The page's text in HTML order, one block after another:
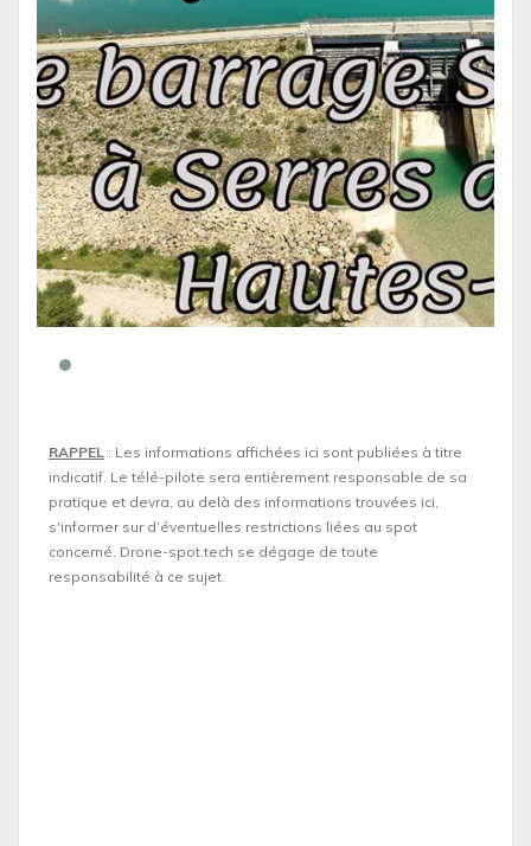
RAPPEL : Les informations affichées ici sont publiées à titre
indicatif. Le télé-pilote sera entièrement responsable de sa
pratique et devra, au delà des informations trouvées ici,
s'informer sur d’éventuelles restrictions liées au spot
concerné. Drone-spot.tech se dégage de toute
responsabilité à ce sujet.